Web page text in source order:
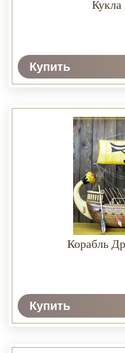
Кукла
Купить
Корабль
Купить